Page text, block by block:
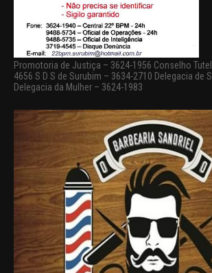
Promotoria de Justiça – 3624-1956 Conselho
4656 S D S de Surubim – 3634-2710 Delegacia de
Delegacia da Mulher – 3624-1983